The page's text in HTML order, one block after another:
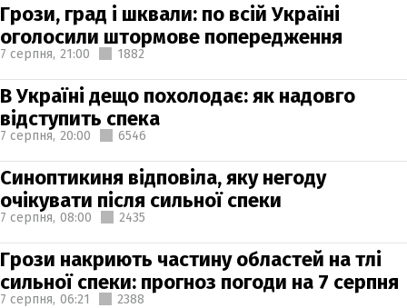
Грози, град і шквали: по всій Україні
оголосили штормове попередження
7 серпня, 21:00 1882
В Україні дещо похолодає: як надовго
відступить спека
7 серпня, 20:00 6546
Синоптикиня відповіла, яку негоду
очікувати після сильної спеки
7 серпня, 08:00 2435
Грози накриють частину областей на тлі
сильної спеки: прогноз погоди на 7 серпня
7 серпня, 06:21 2388